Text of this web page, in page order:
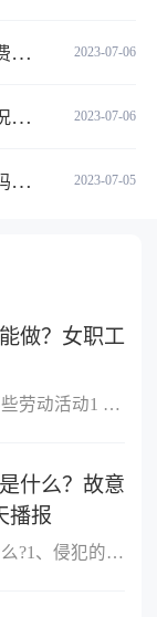
2023-07-06
2023-07-06
2023-07-05
做？女职工
一、怀孕女职工不得从事哪些劳动活动1 作业场所空气中铅及其化合物
什么？故意
播报
故意伤害罪的立案标准是什么?1、侵犯的客体是他人的身体健康权;2、